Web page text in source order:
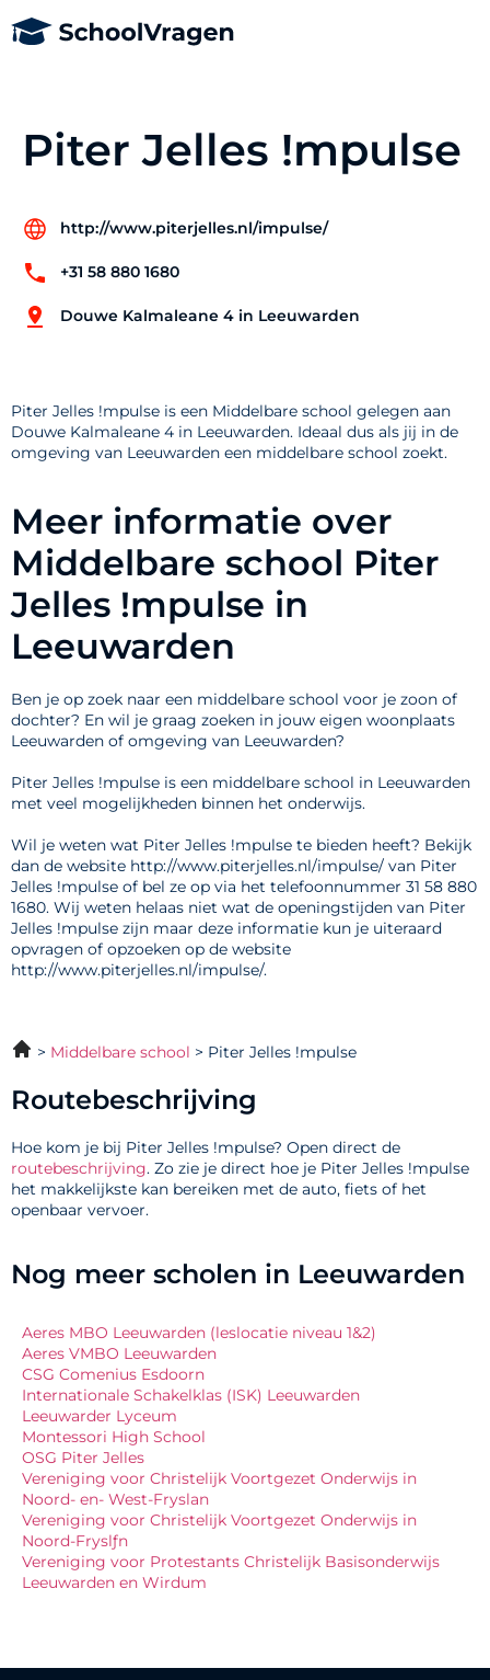
Piter Jelles !mpulse
http://www.piterjelles.nl/impulse/
+31 58 880 1680
Douwe Kalmaleane 4 in Leeuwarden
Piter Jelles !mpulse is een Middelbare school gelegen aan
Douwe Kalmaleane 4 in Leeuwarden. Ideaal dus als jij in de
omgeving van Leeuwarden een middelbare school zoekt.
Meer informatie over
Middelbare school Piter
Jelles !mpulse in
Leeuwarden
Ben je op zoek naar een middelbare school voor je zoon of
dochter? En wil je graag zoeken in jouw eigen woonplaats
Leeuwarden of omgeving van Leeuwarden?
Piter Jelles !mpulse is een middelbare school in Leeuwarden
met veel mogelijkheden binnen het onderwijs.
Wil je weten wat Piter Jelles !mpulse te bieden heeft? Bekijk
dan de website http://www.piterjelles.nl/impulse/ van Piter
Jelles !mpulse of bel ze op via het telefoonnummer 31 58 880
1680. Wij weten helaas niet wat de openingstijden van Piter
Jelles !mpulse zijn maar deze informatie kun je uiteraard
opvragen of opzoeken op de website
http://www.piterjelles.nl/impulse/.
Middelbare school Piter Jelles !mpulse
Routebeschrijving
Hoe kom je bij Piter Jelles !mpulse? Open direct de
routebeschrijving. Zo zie je direct hoe je Piter Jelles !mpulse
het makkelijkste kan bereiken met de auto, fiets of het
openbaar vervoer.
Nog meer scholen in Leeuwarden
Aeres MBO Leeuwarden (leslocatie niveau 1&2)
Aeres VMBO Leeuwarden
CSG Comenius Esdoorn
Internationale Schakelklas (ISK) Leeuwarden
Leeuwarder Lyceum
Montessori High School
OSG Piter Jelles
Vereniging voor Christelijk Voortgezet Onderwijs in
Noord- en- West-Fryslan
Vereniging voor Christelijk Voortgezet Onderwijs in
Noord-Fryslƒn
Vereniging voor Protestants Christelijk Basisonderwijs
Leeuwarden en Wirdum